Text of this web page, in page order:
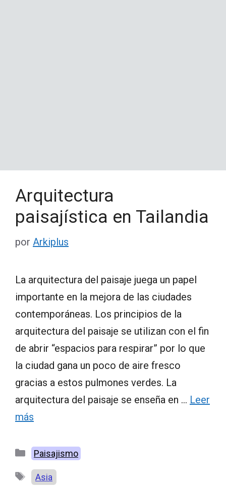
Arquitectura
paisajística en Tailandia
por Arkiplus
La arquitectura del paisaje juega un papel
importante en la mejora de las ciudades
contemporáneas. Los principios de la
arquitectura del paisaje se utilizan con el fin
de abrir “espacios para respirar” por lo que
la ciudad gana un poco de aire fresco
gracias a estos pulmones verdes. La
arquitectura del paisaje se enseña en … Leer
más
Categorías
Paisajismo
Etiquetas
Asia